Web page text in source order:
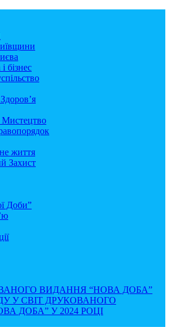
бізнес
Мистецтво
життя
Захист
Доби”
ВИДАННЯ “НОВА ДОБА”
У СВІТ ДРУКОВАНОГО
ДОБА” У 2024 РОЦІ